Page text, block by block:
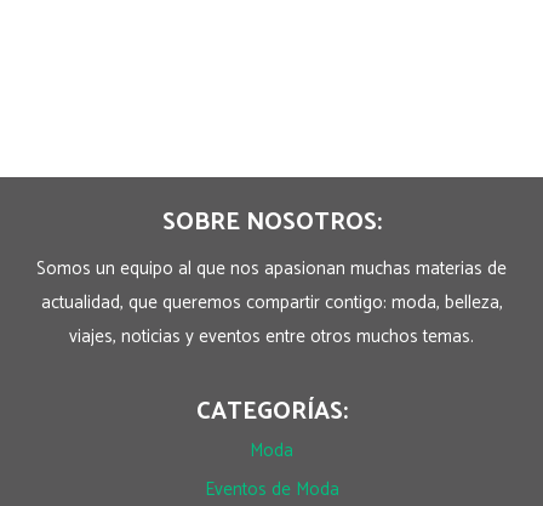
SOBRE NOSOTROS:
Somos un equipo al que nos apasionan muchas materias de
actualidad, que queremos compartir contigo: moda, belleza,
viajes, noticias y eventos entre otros muchos temas.
CATEGORÍAS:
Moda
Eventos de Moda